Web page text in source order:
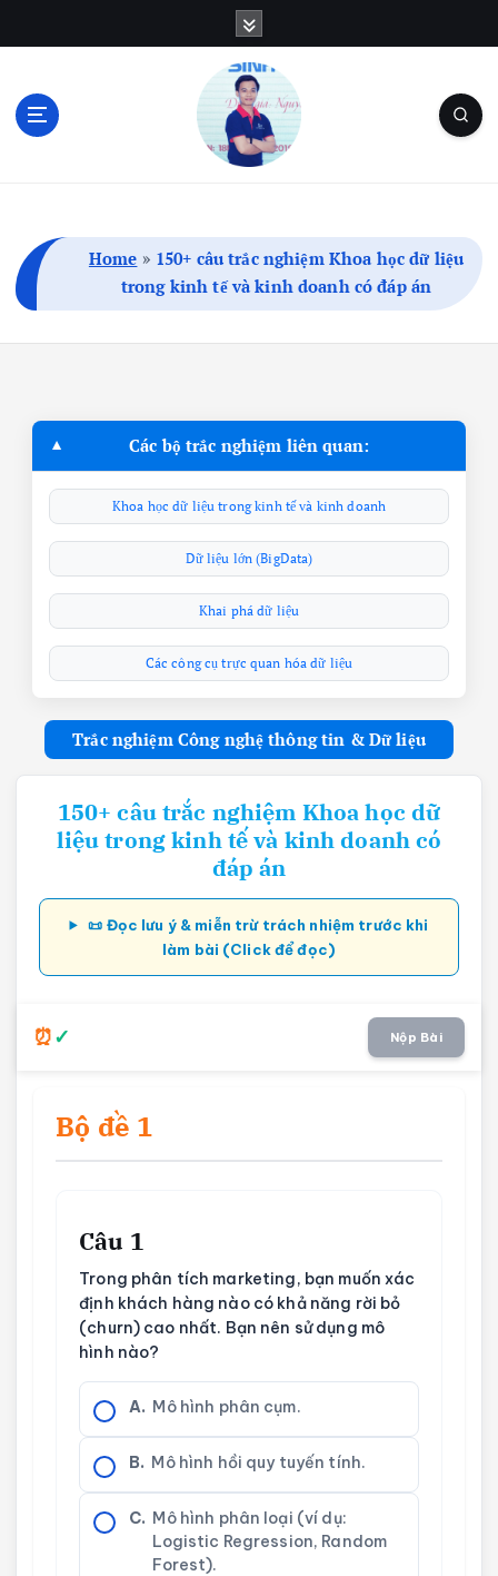
Home » 150+ câu trắc nghiệm Khoa học dữ liệu
trong kinh tế và kinh doanh có đáp án
Các bộ trắc nghiệm liên quan:
Khoa học dữ liệu trong kinh tế và kinh doanh
Dữ liệu lớn (BigData)
Khai phá dữ liệu
Các công cụ trực quan hóa dữ liệu
Trắc nghiệm Công nghệ thông tin & Dữ liệu
150+ câu trắc nghiệm Khoa học dữ
liệu trong kinh tế và kinh doanh có
đáp án
📜 Đọc lưu ý & miễn trừ trách nhiệm trước khi
làm bài (Click để đọc)
Nộp Bài
Bộ đề 1
Câu 1
Trong phân tích marketing, bạn muốn xác
định khách hàng nào có khả năng rời bỏ
(churn) cao nhất. Bạn nên sử dụng mô
hình nào?
A. Mô hình phân cụm.
B. Mô hình hồi quy tuyến tính.
C. Mô hình phân loại (ví dụ:
Logistic Regression, Random
Forest).